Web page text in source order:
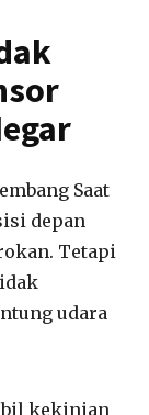
Saat
depan
Tetapi
udara
kekinian